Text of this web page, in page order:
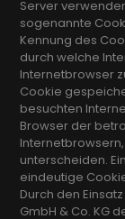
Server
sogenannte
Kennung des
durch welche
Internetbrowser
Cookie
besuchten
Browser der
unterscheiden.
eindeutige
Durch den
GmbH & Co. KG